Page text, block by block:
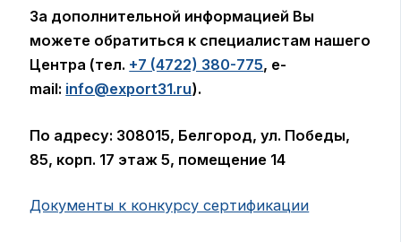
За дополнительной информацией Вы
можете обратиться к специалистам нашего
Центра (тел. +7 (4722) 380-775, e-
mail: info@export31.ru).
По адресу: 308015, Белгород, ул. Победы,
85, корп. 17 этаж 5, помещение 14
Документы к конкурсу сертификации